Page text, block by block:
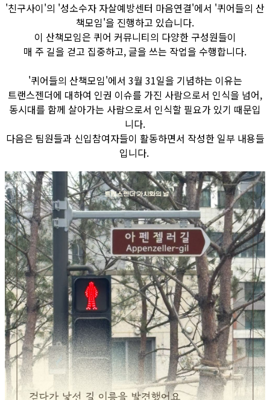
'친구사이'의 '성소수자 자살예방센터 마음연결'에서 '퀴어들의 산
책모임'을 진행하고 있습니다.
이 산책모임은 퀴어 커뮤니티의 다양한 구성원들이
매 주 길을 걷고 집중하고, 글을 쓰는 작업을 수행합니다.
'퀴어들의 산책모임'에서 3월 31일을 기념하는 이유는
트랜스젠더에 대하여 인권 이슈를 가진 사람으로서 인식을 넘어,
동시대를 함께 살아가는 사람으로서 인식할 필요가 있기 때문입
니다.
다음은 팀원들과 신입참여자들이 활동하면서 작성한 일부 내용들
입니다.